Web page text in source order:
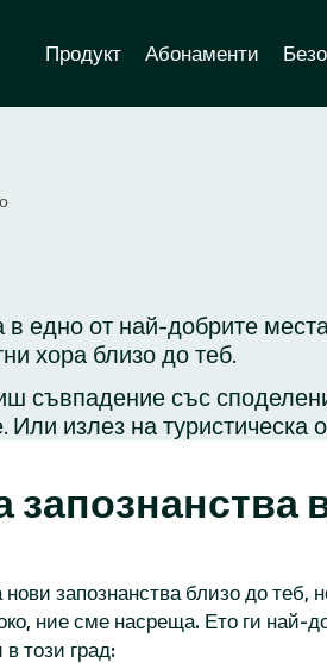
Продукт Абонаменти
в едно от най-добрите
хора близо до теб.
съвпадение със
излез на туристическа
запознанства
запознанства близо до теб,
ние сме насреща. Ето ги най-
този град: